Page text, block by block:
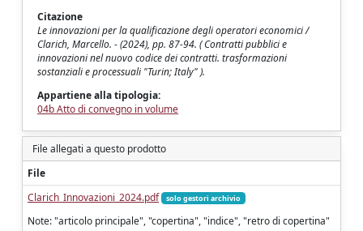
Citazione
Le innovazioni per la qualificazione degli operatori economici /
Clarich, Marcello. - (2024), pp. 87-94. ( Contratti pubblici e
innovazioni nel nuovo codice dei contratti. trasformazioni
sostanziali e processuali "Turin; Italy" ).
Appartiene alla tipologia:
04b Atto di convegno in volume
File allegati a questo prodotto
File
Clarich_Innovazioni_2024.pdf
solo gestori archivio
Note: "articolo principale", "copertina", "indice", "retro di copertina"